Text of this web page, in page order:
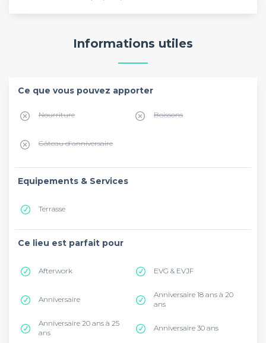
Informations utiles
Ce que vous pouvez apporter
Nourriture Boissons
Gâteau d'anniversaire
Equipements & Services
Terrasse
Ce lieu est parfait pour
Afterwork EVG & EVJF
Anniversaire
Anniversaire 18 ans à 20
ans
Anniversaire 20 ans à 25
ans
Anniversaire 30 ans